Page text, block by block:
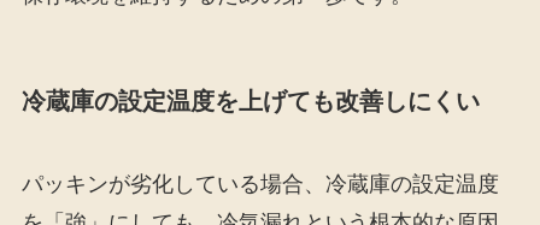
冷蔵庫の設定温度を上げても改善しにくい
パッキンが劣化している場合、冷蔵庫の設定温度